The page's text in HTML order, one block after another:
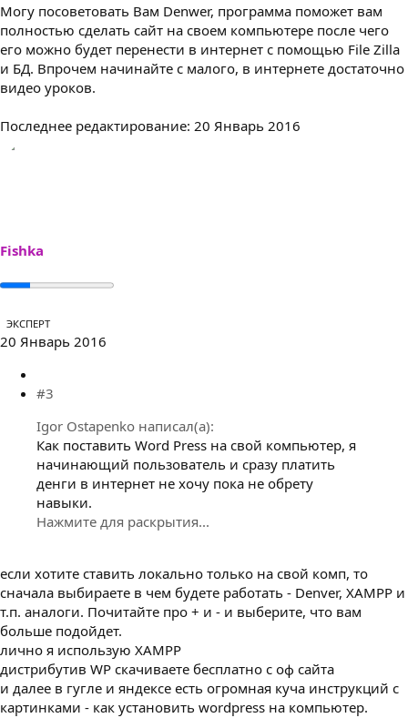
Могу посоветовать Вам Denwer, программа поможет вам
полностью сделать сайт на своем компьютере после чего
его можно будет перенести в интернет с помощью File Zilla
и БД. Впрочем начинайте с малого, в интернете достаточно
видео уроков.
Последнее редактирование: 20 Январь 2016
Fishka
ЭКСПЕРТ
20 Январь 2016
#3
Igor Ostapenko написал(а):
Как поставить Word Press на свой компьютер, я
начинающий пользователь и сразу платить
денги в интернет не хочу пока не обрету
навыки.
Нажмите для раскрытия...
если хотите ставить локально только на свой комп, то
сначала выбираете в чем будете работать - Denver, XAMPP и
т.п. аналоги. Почитайте про + и - и выберите, что вам
больше подойдет.
лично я использую XAMPP
дистрибутив WP скачиваете бесплатно с оф сайта
и далее в гугле и яндексе есть огромная куча инструкций с
картинками - как установить wordpress на компьютер.